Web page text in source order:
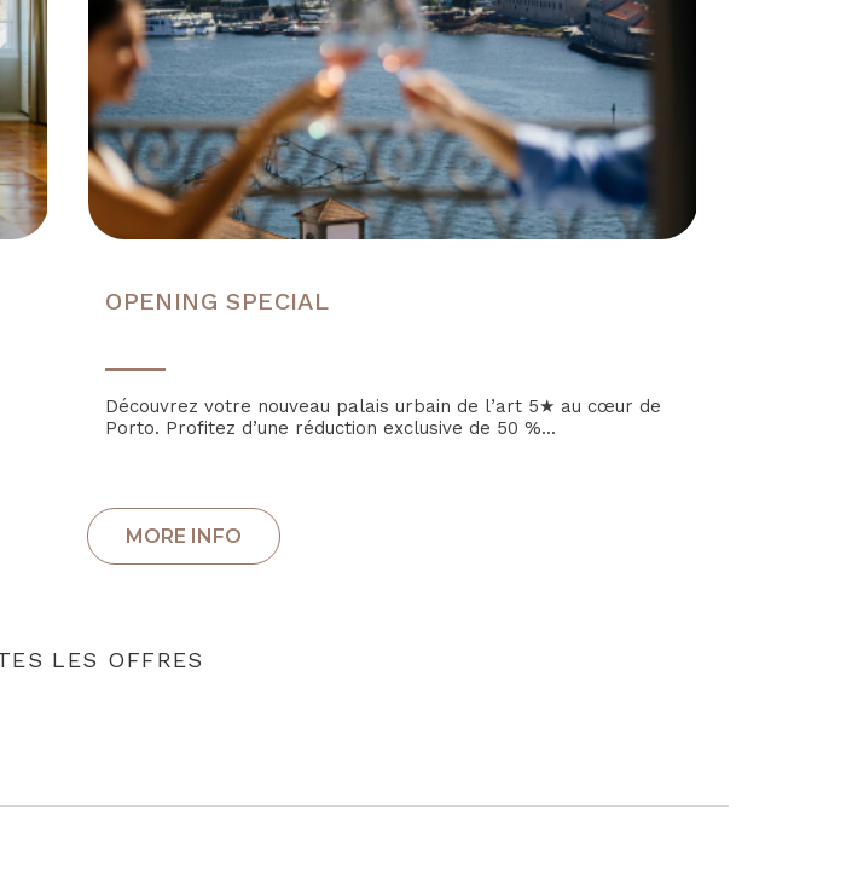
OPENING SPECIAL
Découvrez votre nouveau palais urbain de l’art 5★ au cœur de
Porto. Profitez d’une réduction exclusive de 50 %...
LES OFFRES